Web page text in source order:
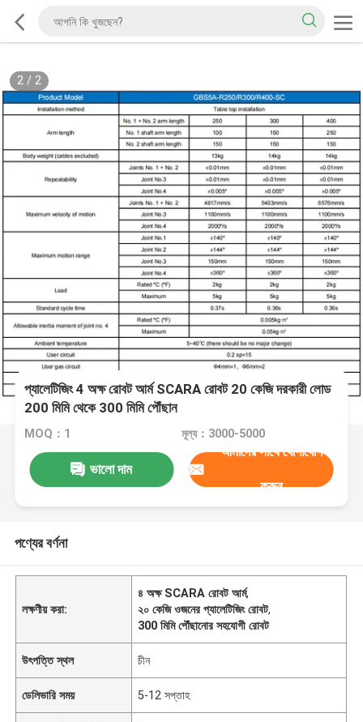
2/ 2
প্যালেটিজিং 4 অক্ষ রোবট আর্ম SCARA রোবট 20 কেজি দরকারী লোড
200 মিমি থেকে 300 মিমি পৌঁছান
MOQ：1 মূল্য：3000-5000
ভালো দাম
আমাদের সাথে যোগাযোগ
করুন
পণ্যের বর্ণনা
লক্ষণীয় করা:
৪ অক্ষ SCARA রোবট আর্ম,
২০ কেজি ওজনের প্যালেটিজিং রোবট,
300 মিমি পৌঁছানোর সহযোগী রোবট
উৎপত্তি স্থল চীন
ডেলিভারি সময় 5-12 সপ্তাহ